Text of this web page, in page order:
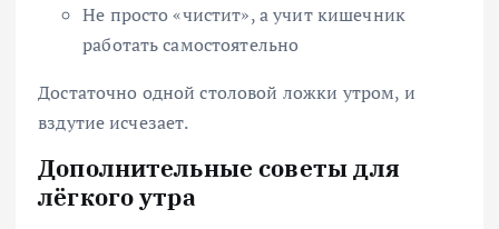
Не просто «чистит», а учит кишечник
работать самостоятельно
Достаточно одной столовой ложки утром, и
вздутие исчезает.
Дополнительные советы для
лёгкого утра